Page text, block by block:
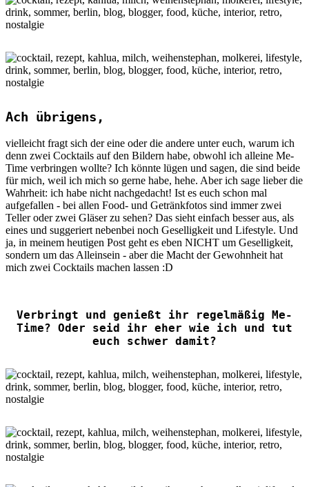
Ach übrigens,
vielleicht fragt sich der eine oder die andere unter euch, warum ich
denn zwei Cocktails auf den Bildern habe, obwohl ich alleine Me-
Time verbringen wollte? Ich könnte lügen und sagen, die sind beide
für mich, weil ich mich so gerne habe, hehe. Aber ich sage lieber die
Wahrheit: ich habe nicht nachgedacht! Ist es euch schon mal
aufgefallen - bei allen Food- und Getränkfotos sind immer zwei
Teller oder zwei Gläser zu sehen? Das sieht einfach besser aus, als
eines und suggeriert nebenbei noch Geselligkeit und Lifestyle. Und
ja, in meinem heutigen Post geht es eben NICHT um Geselligkeit,
sondern um das Alleinsein - aber die Macht der Gewohnheit hat
mich zwei Cocktails machen lassen :D
Verbringt und genießt ihr regelmäßig Me-
Time? Oder seid ihr eher wie ich und tut
euch schwer damit?